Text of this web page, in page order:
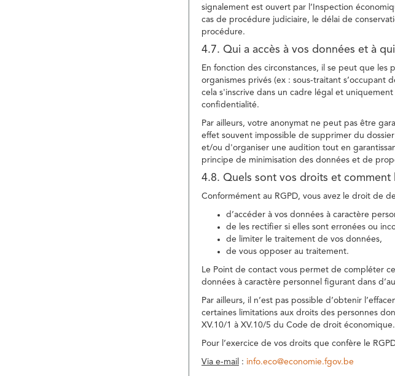
signalement est ouvert par l’Inspection
cas de procédure judiciaire, le délai de
procédure.
4.7. Qui a accès à vos données et à
En fonction des circonstances, il se peut que
organismes privés (ex : sous-traitant s’occupant
cela s'inscrive dans un cadre légal et
confidentialité.
Par ailleurs, votre anonymat ne peut pas être
effet souvent impossible de supprimer du
et/ou d'organiser une audition tout en
principe de minimisation des données et de
4.8. Quels sont vos droits et comment
Conformément au RGPD, vous avez le droit de
d’accéder à vos données à caractère
de les rectifier si elles sont erronées ou
de limiter le traitement de vos données,
de vous opposer au traitement.
Le Point de contact vous permet de compléter
données à caractère personnel figurant dans
Par ailleurs, il n’est pas possible d’obtenir
certaines limitations aux droits des personnes
XV.10/1 à XV.10/5 du Code de droit économique.
Pour l’exercice de vos droits que confère le
Via e-mail : info.eco@economie.fgov.be